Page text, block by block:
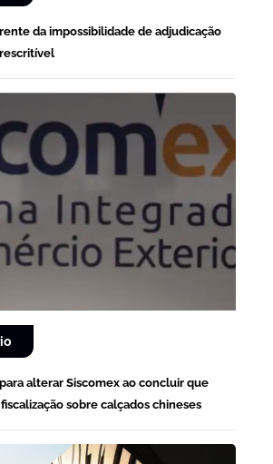
da impossibilidade de adjudicação
alterar Siscomex ao concluir que
sobre calçados chineses